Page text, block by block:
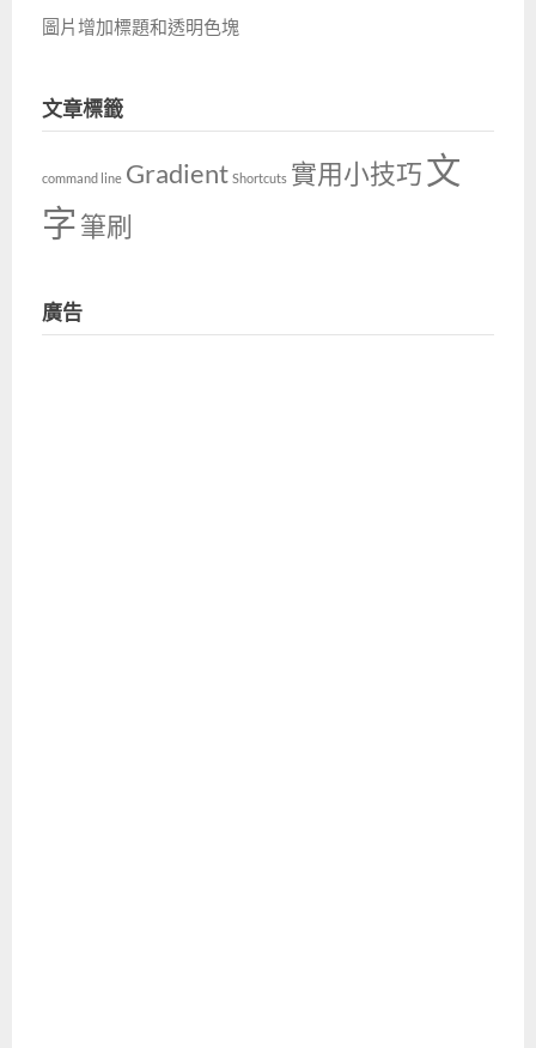
圖片增加標題和透明色塊
文章標籤
command line Gradient Shortcuts 實用小技巧文
字筆刷
廣告